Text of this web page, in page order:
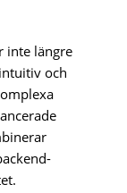
inte längre
och